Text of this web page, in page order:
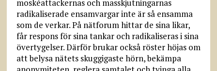
moskéattackernas och masskjutningarnas
radikaliserade ensamvargar inte är så ensamma
som de verkar. På nätforum hittar de sina likar,
får respons för sina tankar och radikaliseras i sina
övertygelser. Därför brukar också röster höjas om
att belysa nätets skuggigaste hörn, bekämpa